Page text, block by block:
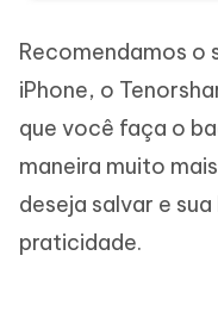
Recomendamos
iPhone, o
que você faça o
maneira muito
deseja salvar e
praticidade.